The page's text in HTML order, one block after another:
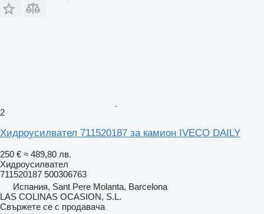
2
Хидроусилвател 711520187 за камион IVECO DAILY
250 € ≈ 489,80 лв.
Хидроусилвател
711520187 500306763
Испания, Sant Pere Molanta, Barcelona
LAS COLINAS OCASION, S.L.
Свържете се с продавача